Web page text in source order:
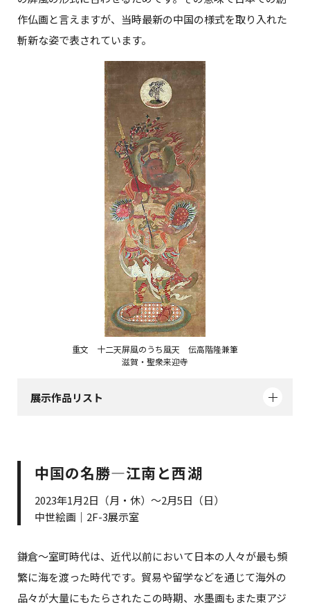
作仏画と言えますが、当時最新の中国の様式を取り入れた
斬新な姿で表されています。
重文 十二天屏風のうち風天 伝高階隆兼筆
滋賀・聖衆来迎寺
展示作品リスト
中国の名勝―江南と西湖
2023年1月2日（月・休）～2月5日（日）
中世絵画｜2F-3展示室
鎌倉～室町時代は、近代以前において日本の人々が最も頻
繁に海を渡った時代です。貿易や留学などを通じて海外の
品々が大量にもたらされたこの時期、水墨画もまた東アジ